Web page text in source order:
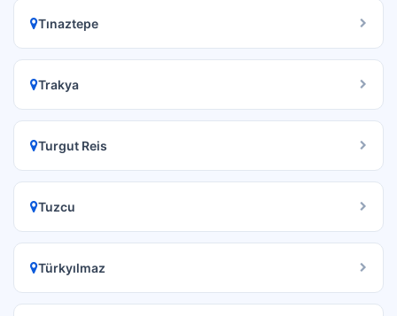
Tınaztepe
Trakya
Turgut Reis
Tuzcu
Türkyılmaz